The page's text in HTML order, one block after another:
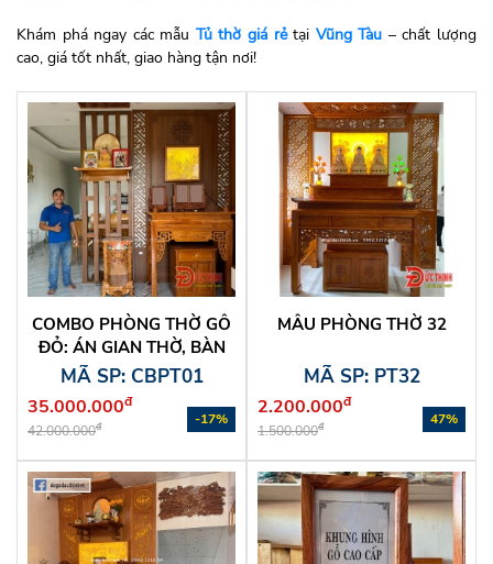
Khám phá ngay các mẫu Tủ thờ giá rẻtại Vũng Tàu – chất lượng
cao, giá tốt nhất, giao hàng tận nơi!
COMBO PHÒNG THỜ GỖ
ĐỎ: ÁN GIAN THỜ, BÀN
THỜ TREO TƯỜNG, ĐÈN
TRANH TRÚC CHỈ
MÃ SP: CBPT01
35.000.000đ
42.000.000đ -17%
MẪU PHÒNG THỜ 32
MÃ SP: PT32
2.200.000đ
1.500.000đ 47%